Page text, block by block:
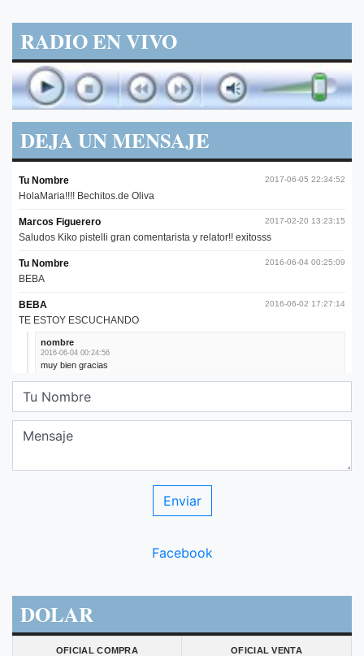
RADIO EN VIVO
DEJA UN MENSAJE
Facebook
DOLAR
OFICIAL COMPRA OFICIAL VENTA